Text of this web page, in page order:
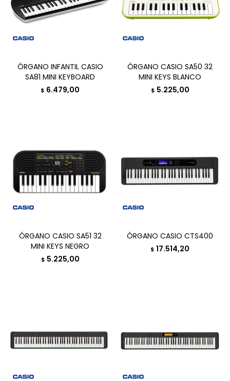
ÓRGANO INFANTIL CASIO
SA81 MINI KEYBOARD
$ 6.479,00
ÓRGANO CASIO SA50 32
MINI KEYS BLANCO
$ 5.225,00
ÓRGANO CASIO SA51 32
MINI KEYS NEGRO
$ 5.225,00
ÓRGANO CASIO CTS400
$ 17.514,20